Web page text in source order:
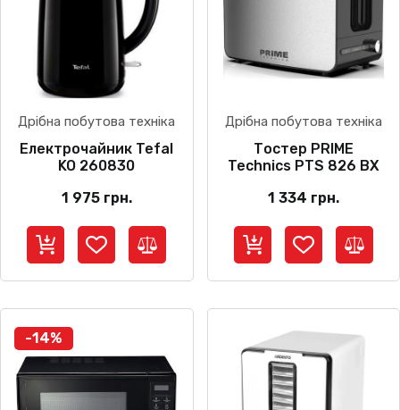
Дрібна побутова техніка
Електрочайник Tefal
KO 260830
1 975 грн.
Дрібна побутова техніка
Тостер PRIME
Technics PTS 826 BX
1 334 грн.
-14%